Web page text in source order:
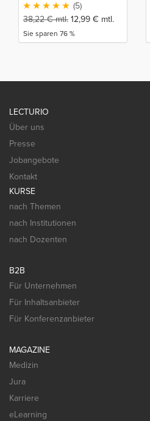
(5)
38,22€mtl. 12,99 € mtl.
Sie sparen 76 %
LECTURIO
Über uns
Presse
Jobangebote
Kontakt
KURSE
nach Themen
nach Institutionen
nach Dozenten
B2B
Für Unternehmen
Für Inhaltsanbieter
Für Konferenzanbieter
MAGAZINE
Medizin
Jura
Karriere
eLearning